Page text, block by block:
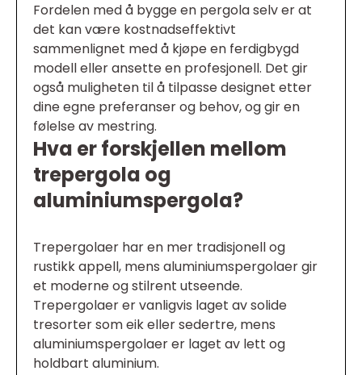
Fordelen med å bygge en pergola selv er at
det kan være kostnadseffektivt
sammenlignet med å kjøpe en ferdigbygd
modell eller ansette en profesjonell. Det gir
også muligheten til å tilpasse designet etter
dine egne preferanser og behov, og gir en
følelse av mestring.
Hva er forskjellen mellom
trepergola og
aluminiumspergola?
Trepergolaer har en mer tradisjonell og
rustikk appell, mens aluminiumspergolaer gir
et moderne og stilrent utseende.
Trepergolaer er vanligvis laget av solide
tresorter som eik eller sedertre, mens
aluminiumspergolaer er laget av lett og
holdbart aluminium.